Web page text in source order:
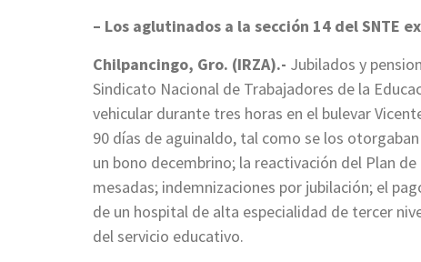
– Los aglutinados a la sección 14 del SNTE
Chilpancingo, Gro. (IRZA).- Jubilados y
Sindicato Nacional de Trabajadores de la
vehicular durante tres horas en el bulevar
90 días de aguinaldo, tal como se los
un bono decembrino; la reactivación del Plan
mesadas; indemnizaciones por jubilación; el
de un hospital de alta especialidad de tercer
del servicio educativo.